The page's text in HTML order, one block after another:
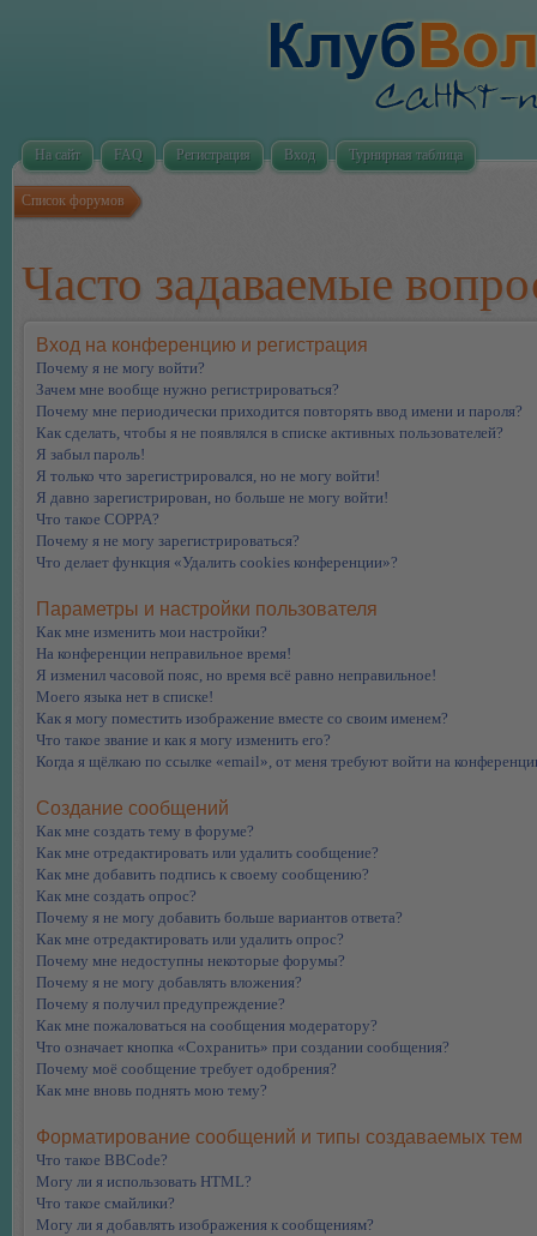
На сайт FAQ Регистрация Вход Турнирная таблица
Список форумов
Часто задаваемые
Вход на конференцию и регистрация
Почему я не могу войти?
Зачем мне вообще нужно регистрироваться?
Почему мне периодически приходится повторять ввод имени и пароля?
Как сделать, чтобы я не появлялся в списке активных пользователей?
Я забыл пароль!
Я только что зарегистрировался, но не могу войти!
Я давно зарегистрирован, но больше не могу войти!
Что такое COPPA?
Почему я не могу зарегистрироваться?
Что делает функция «Удалить cookies конференции»?
Параметры и настройки пользователя
Как мне изменить мои настройки?
На конференции неправильное время!
Я изменил часовой пояс, но время всё равно неправильное!
Моего языка нет в списке!
Как я могу поместить изображение вместе со своим именем?
Что такое звание и как я могу изменить его?
Когда я щёлкаю по ссылке «email», от меня требуют войти на
Создание сообщений
Как мне создать тему в форуме?
Как мне отредактировать или удалить сообщение?
Как мне добавить подпись к своему сообщению?
Как мне создать опрос?
Почему я не могу добавить больше вариантов ответа?
Как мне отредактировать или удалить опрос?
Почему мне недоступны некоторые форумы?
Почему я не могу добавлять вложения?
Почему я получил предупреждение?
Как мне пожаловаться на сообщения модератору?
Что означает кнопка «Сохранить» при создании сообщения?
Почему моё сообщение требует одобрения?
Как мне вновь поднять мою тему?
Форматирование сообщений и типы создаваемых тем
Что такое BBCode?
Могу ли я использовать HTML?
Что такое смайлики?
Могу ли я добавлять изображения к сообщениям?